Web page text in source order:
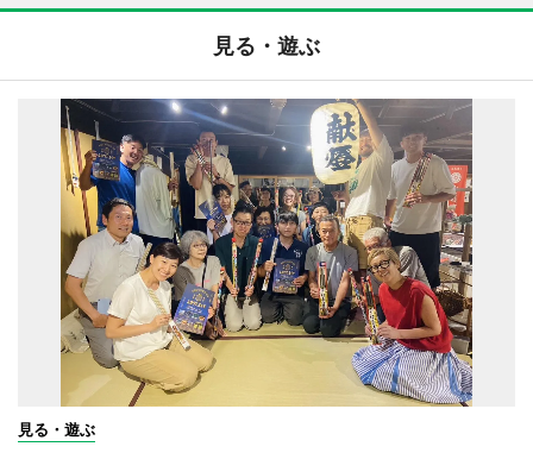
見る・遊ぶ
見る・遊ぶ